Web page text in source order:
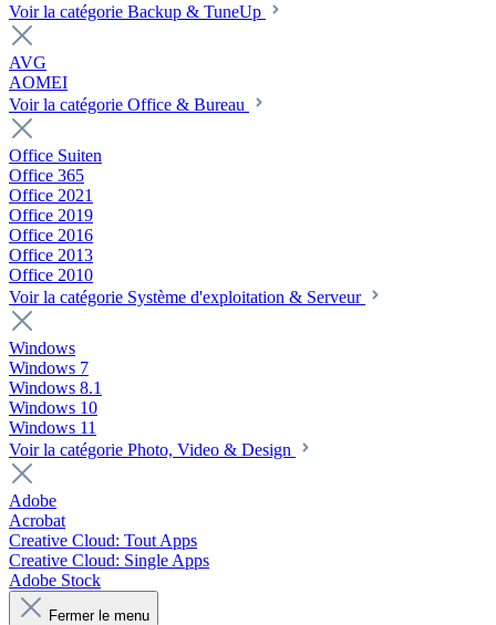
Voir la catégorie Backup & TuneUp
AVG
AOMEI
Voir la catégorie Office & Bureau
Office Suiten
Office 365
Office 2021
Office 2019
Office 2016
Office 2013
Office 2010
Voir la catégorie Système d'exploitation & Serveur
Windows
Windows 7
Windows 8.1
Windows 10
Windows 11
Voir la catégorie Photo, Video & Design
Adobe
Acrobat
Creative Cloud: Tout Apps
Creative Cloud: Single Apps
Adobe Stock
Fermer le menu